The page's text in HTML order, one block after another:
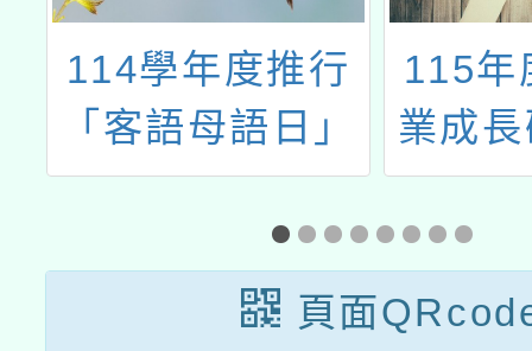
114學年度推行
「客語母語日」
教學研習實施計
畫—教學專業成
長研習
115年
業成
的N次
論壇
頁面